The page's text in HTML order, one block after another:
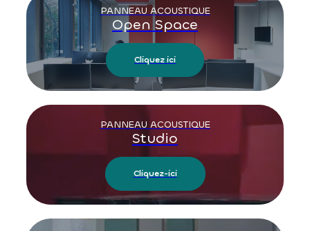
PANNEAU ACOUSTIQUE
Open Space
Cliquez ici
PANNEAU ACOUSTIQUE
Studio
Cliquez-ici